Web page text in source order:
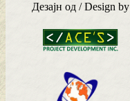
Дезајн од / Design by